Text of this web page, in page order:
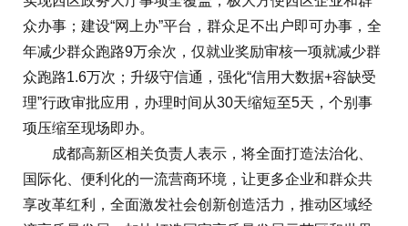
众办事；建设“网上办”平台，群众足不出户即可办事，全
年减少群众跑路9万余次，仅就业奖励审核一项就减少群
众跑路1.6万次；升级守信通，强化“信用大数据+容缺受
理”行政审批应用，办理时间从30天缩短至5天，个别事
项压缩至现场即办。
成都高新区相关负责人表示，将全面打造法治化、
国际化、便利化的一流营商环境，让更多企业和群众共
享改革红利，全面激发社会创新创造活力，推动区域经